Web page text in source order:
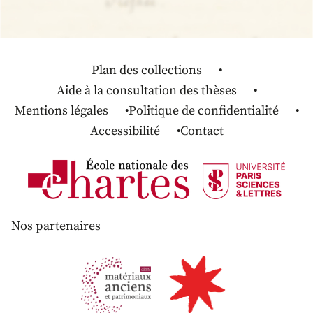
Plan des collections
Aide à la consultation des thèses
Mentions légales
Politique de confidentialité
Accessibilité
Contact
Nos partenaires